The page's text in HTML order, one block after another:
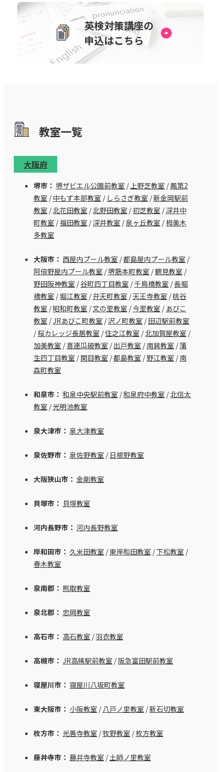
英検対策講座の
申込はこちら
教室⼀覧
大阪府
堺市： 堺ザビエル公園前教室 /上野芝教室 /鳳第2
教室 /中もず本部教室 / しらさぎ教室 /新金岡駅前
教室 /北花田教室 /北野田教室 /初芝教室 /深井中
町教室 /福田教室 /深井教室 /泉ヶ丘教室 /栂美木
多教室
大阪市： 西屋内プール教室 /都島屋内プール教室 /
阿倍野屋内プール教室 /堺筋本町教室 /鶴見教室 /
野田阪神教室 /谷町四丁目教室 /千鳥橋教室 /長堀
橋教室 /堀江教室 /弁天町教室 /天王寺教室 /桃谷
教室 /昭和町教室 /文の里教室 /今里教室 / あびこ
教室 /JRあびこ町教室 /沢ノ町教室 /田辺駅前教室
/桜カレッジ長居教室 /住之江教室 /北加賀屋教室 /
加美教室 /喜連瓜破教室 /出戸教室 /南巽教室 /蒲
生四丁目教室 /関目教室 /都島教室 /野江教室 /南
森町教室
和泉市： 和泉中央駅前教室 /和泉府中教室 /北信太
教室 /光明池教室
泉大津市： 泉大津教室
泉佐野市： 泉佐野教室 / 日根野教室
大阪狭山市： 金剛教室
貝塚市： 貝塚教室
河内長野市： 河内長野教室
岸和田市： 久米田教室 /東岸和田教室 /下松教室 /
春木教室
泉南郡： 熊取教室
泉北郡： 忠岡教室
高石市： 高石教室 /羽衣教室
高槻市： JR高槻駅前教室 /阪急富田駅前教室
寝屋川市： 寝屋川八坂町教室
東大阪市： 小阪教室 /八戸ノ里教室 /新石切教室
枚方市： 光善寺教室 /牧野教室 /枚方教室
藤井寺市： 藤井寺教室 /土師ノ里教室